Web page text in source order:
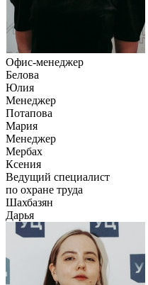
Офис-менеджер
Белова
Юлия
Менеджер
Потапова
Мария
Менеджер
Мербах
Ксения
Ведущий специалист
по охране труда
Шахбазян
Дарья